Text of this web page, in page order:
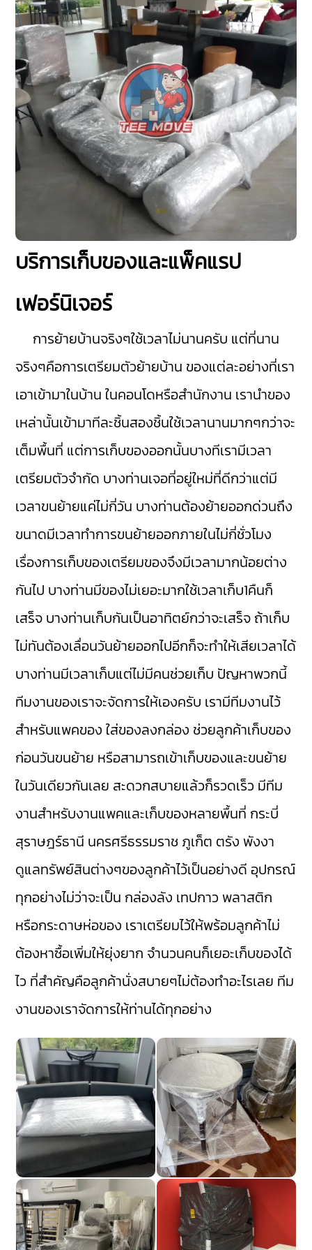
บริการเก็บของและแพ็คแรป
เฟอร์นิเจอร์
การย้ายบ้านจริงๆใช้เวลาไม่นานครับ แต่ที่นาน
จริงๆคือการเตรียมตัวย้ายบ้าน ของแต่ละอย่างที่เรา
เอาเข้ามาในบ้าน ในคอนโดหรือสำนักงาน เรานำของ
เหล่านั้นเข้ามาทีละชิ้นสองชิ้นใช้เวลานานมากๆกว่าจะ
เต็มพื้นที่ แต่การเก็บของออกนั้นบางทีเรามีเวลา
เตรียมตัวจำกัด บางท่านเจอที่อยู่ใหม่ที่ดีกว่าแต่มี
เวลาขนย้ายแค่ไม่กี่วัน บางท่านต้องย้ายออกด่วนถึง
ขนาดมีเวลาทำการขนย้ายออกภายในไม่กี่ชั่วโมง
เรื่องการเก็บของเตรียมของจึงมีเวลามากน้อยต่าง
กันไป บางท่านมีของไม่เยอะมากใช้เวลาเก็บ1คืนก็
เสร็จ บางท่านเก็บกันเป็นอาทิตย์กว่าจะเสร็จ ถ้าเก็บ
ไม่ทันต้องเลื่อนวันย้ายออกไปอีกก็จะทำให้เสียเวลาได้
บางท่านมีเวลาเก็บแต่ไม่มีคนช่วยเก็บ ปัญหาพวกนี้
ทีมงานของเราจะจัดการให้เองครับ เรามีทีมงานไว้
สำหรับแพคของ ใส่ของลงกล่อง ช่วยลูกค้าเก็บของ
ก่อนวันขนย้าย หรือสามารถเข้าเก็บของและขนย้าย
ในวันเดียวกันเลย สะดวกสบายแล้วก็รวดเร็ว มีทีม
งานสำหรับงานแพคและเก็บของหลายพื้นที่ กระบี่
สุราษฎร์ธานี นครศรีธรรมราช ภูเก็ต ตรัง พังงา
ดูแลทรัพย์สินต่างๆของลูกค้าไว้เป็นอย่างดี อุปกรณ์
ทุกอย่างไม่ว่าจะเป็น กล่องลัง เทปกาว พลาสติก
หรือกระดาษห่อของ เราเตรียมไว้ให้พร้อมลูกค้าไม่
ต้องหาซื้อเพิ่มให้ยุ่งยาก จำนวนคนก็เยอะเก็บของได้
ไว ที่สำคัญคือลูกค้านั่งสบายๆไม่ต้องทำอะไรเลย ทีม
งานของเราจัดการให้ท่านได้ทุกอย่าง